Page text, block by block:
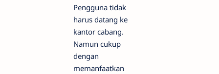
Pengguna tidak
harus datang ke
kantor cabang.
Namun cukup
dengan
memanfaatkan